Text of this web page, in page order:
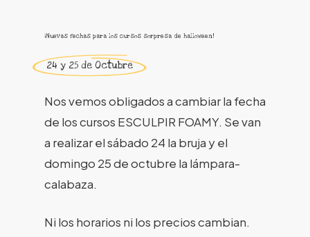
¡Nuevas fechas para los cursos sorpresa de halloween!
24 y 25 de Octubre
Nos vemos obligados a cambiar la fecha
de los cursos ESCULPIR FOAMY. Se van
a realizar el sábado 24 la bruja y el
domingo 25 de octubre la lámpara-
calabaza.
Ni los horarios ni los precios cambian.